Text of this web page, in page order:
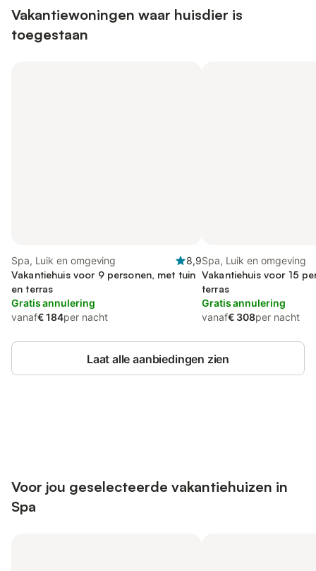
Vakantiewoningen waar huisdier is
toegestaan
Spa, Luik en omgeving
8,9
Vakantiehuis voor 9 personen, met tuin
en terras
Gratis annulering
vanaf€ 184per nacht
Spa, Luik en omgeving
Vakantiehuis voor 15
terras
Gratis annulering
vanaf€ 308per nacht
Laat alle aanbiedingen zien
Voor jou geselecteerde vakantiehuizen in
Spa